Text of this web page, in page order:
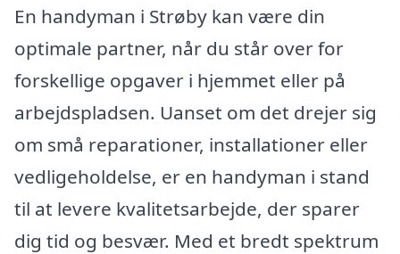
En handyman i Strøby kan være din
optimale partner, når du står over for
forskellige opgaver i hjemmet eller på
arbejdspladsen. Uanset om det drejer sig
om små reparationer, installationer eller
vedligeholdelse, er en handyman i stand
til at levere kvalitetsarbejde, der sparer
dig tid og besvær. Med et bredt spektrum